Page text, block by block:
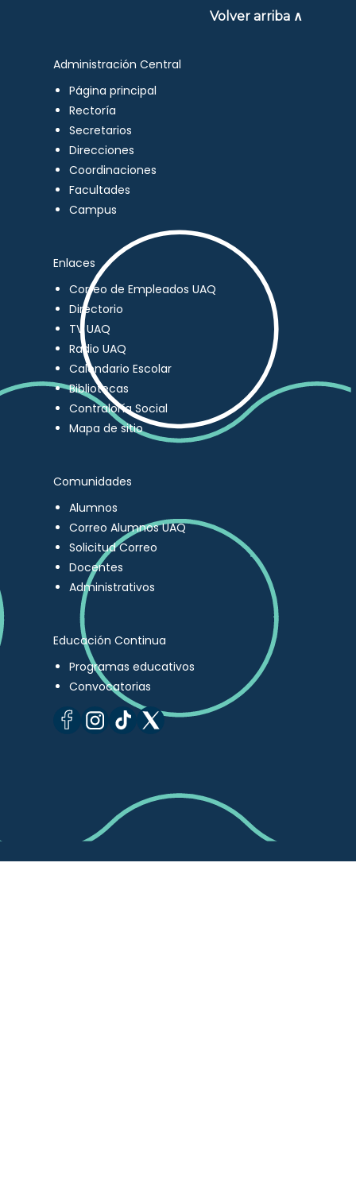
Volver arriba ∧
Administración Central
Página principal
Rectoría
Secretarios
Direcciones
Coordinaciones
Facultades
Campus
Enlaces
Correo de Empleados UAQ
Directorio
TV UAQ
Radio UAQ
Calendario Escolar
Bibliotecas
Contraloría Social
Mapa de sitio
Comunidades
Alumnos
Correo Alumnos UAQ
Solicitud Correo
Docentes
Administrativos
Educación Continua
Programas educativos
Convocatorias